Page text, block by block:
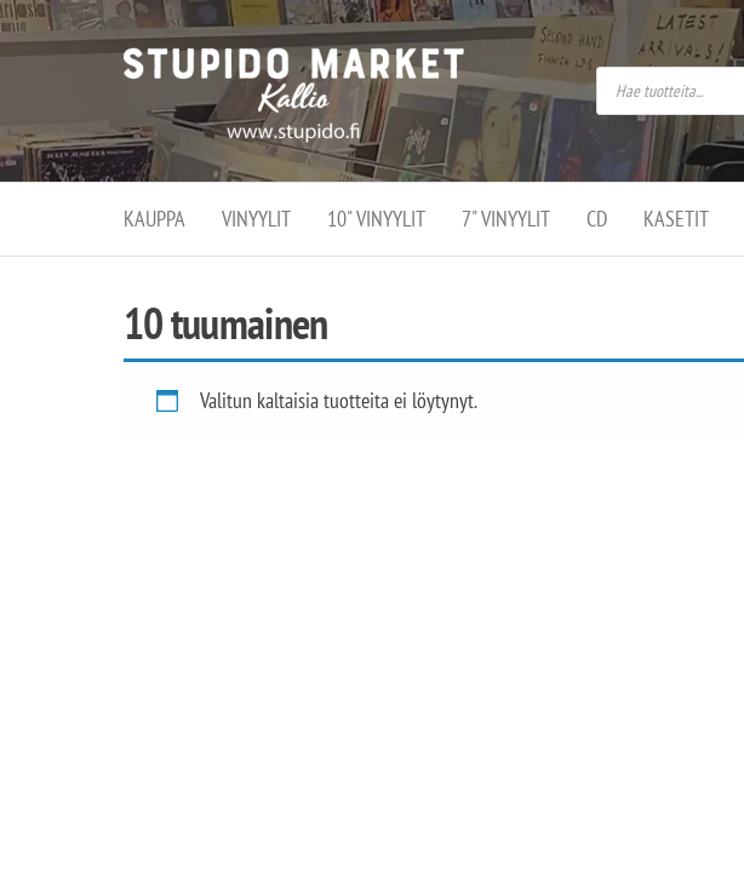
Stupido
Market –
verkossa
ja
kivijalassa
Stupido Market on
vaihtoehtomusaan
erikoistunut
verkko- sekä
kivijalkakauppa
Helsingissä
Kallion
KAUPPA VINYYLIT 10" VINYYLIT 7" VINYYLIT CD KASETIT
10 tuumainen
Valitun kaltaisia tuotteita ei löytynyt.